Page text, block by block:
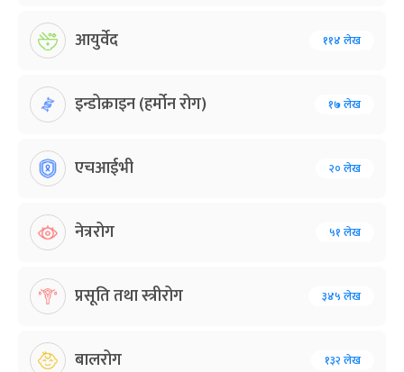
आयुर्वेद ११४ लेख
इन्डोक्राइन (हर्मोन रोग) १७ लेख
एचआईभी २० लेख
नेत्ररोग ५१ लेख
प्रसूति तथा स्त्रीरोग ३४५ लेख
बालरोग १३२ लेख